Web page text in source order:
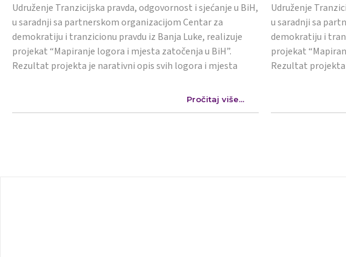
Udruženje Tranzicijska pravda, odgovornost i sjećanje u BiH,
u saradnji sa partnerskom organizacijom Centar za
demokratiju i tranzicionu pravdu iz Banja Luke, realizuje
projekat “Mapiranje logora i mjesta zatočenja u BiH”.
Rezultat projekta je narativni opis svih logora i mjesta
Pročitaj više...
Udruženje
u saradnji sa
demokratiju i
projekat
Rezultat